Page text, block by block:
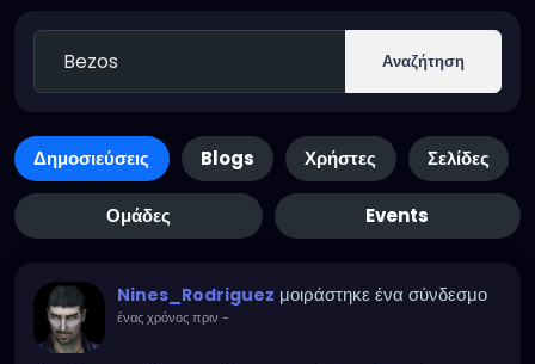
Αναζήτηση
Δημοσιεύσεις Blogs Χρήστες Σελίδες
Ομάδες Events
Nines_Rodriguez μοιράστηκε ένα σύνδεσμο
ένας χρόνος πριν -